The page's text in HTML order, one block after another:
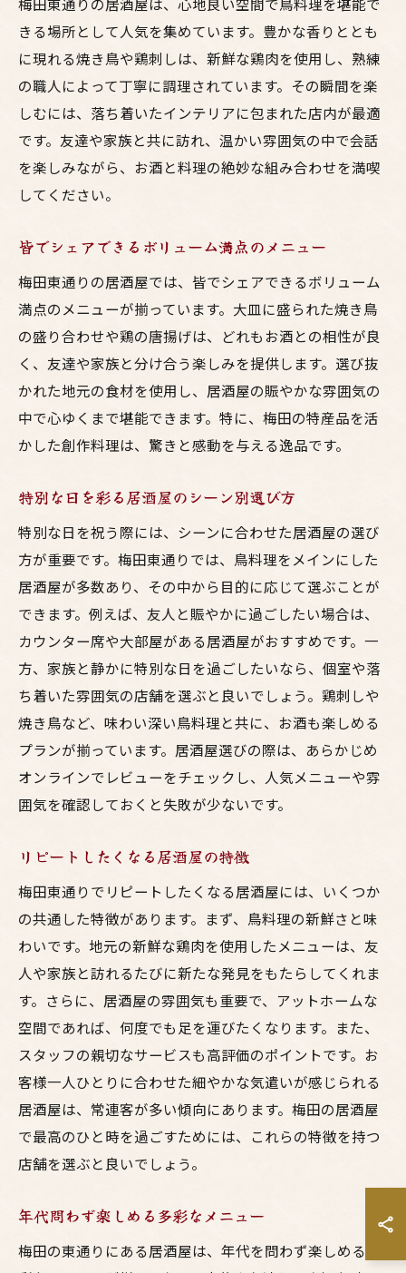
きる場所として人気を集めています。豊かな香りととも
に現れる焼き鳥や鶏刺しは、新鮮な鶏肉を使用し、熟練
の職人によって丁寧に調理されています。その瞬間を楽
しむには、落ち着いたインテリアに包まれた店内が最適
です。友達や家族と共に訪れ、温かい雰囲気の中で会話
を楽しみながら、お酒と料理の絶妙な組み合わせを満喫
してください。
皆でシェアできるボリューム満点のメニュー
梅田東通りの居酒屋では、皆でシェアできるボリューム
満点のメニューが揃っています。大皿に盛られた焼き鳥
の盛り合わせや鶏の唐揚げは、どれもお酒との相性が良
く、友達や家族と分け合う楽しみを提供します。選び抜
かれた地元の食材を使用し、居酒屋の賑やかな雰囲気の
中で心ゆくまで堪能できます。特に、梅田の特産品を活
かした創作料理は、驚きと感動を与える逸品です。
特別な日を彩る居酒屋のシーン別選び方
特別な日を祝う際には、シーンに合わせた居酒屋の選び
方が重要です。梅田東通りでは、鳥料理をメインにした
居酒屋が多数あり、その中から目的に応じて選ぶことが
できます。例えば、友人と賑やかに過ごしたい場合は、
カウンター席や大部屋がある居酒屋がおすすめです。一
方、家族と静かに特別な日を過ごしたいなら、個室や落
ち着いた雰囲気の店舗を選ぶと良いでしょう。鶏刺しや
焼き鳥など、味わい深い鳥料理と共に、お酒も楽しめる
プランが揃っています。居酒屋選びの際は、あらかじめ
オンラインでレビューをチェックし、人気メニューや雰
囲気を確認しておくと失敗が少ないです。
リピートしたくなる居酒屋の特徴
梅田東通りでリピートしたくなる居酒屋には、いくつか
の共通した特徴があります。まず、鳥料理の新鮮さと味
わいです。地元の新鮮な鶏肉を使用したメニューは、友
人や家族と訪れるたびに新たな発見をもたらしてくれま
す。さらに、居酒屋の雰囲気も重要で、アットホームな
空間であれば、何度でも足を運びたくなります。また、
スタッフの親切なサービスも高評価のポイントです。お
客様一人ひとりに合わせた細やかな気遣いが感じられる
居酒屋は、常連客が多い傾向にあります。梅田の居酒屋
で最高のひと時を過ごすためには、これらの特徴を持つ
店舗を選ぶと良いでしょう。
年代問わず楽しめる多彩なメニュー
梅田の東通りにある居酒屋は、年代を問わず楽しめる多